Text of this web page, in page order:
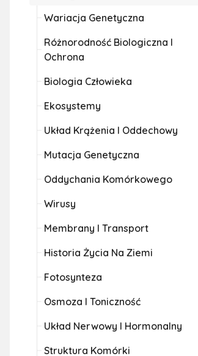
Wariacja Genetyczna
Różnorodność Biologiczna I
Ochrona
Biologia Człowieka
Ekosystemy
Układ Krążenia I Oddechowy
Mutacja Genetyczna
Oddychania Komórkowego
Wirusy
Membrany I Transport
Historia Życia Na Ziemi
Fotosynteza
Osmoza I Toniczność
Układ Nerwowy I Hormonalny
Struktura Komórki